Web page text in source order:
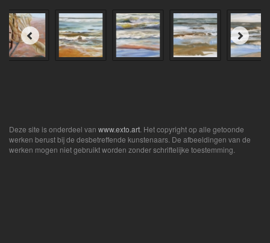
Deze site is onderdeel van www.exto.art. Het copyright op alle getoonde
werken berust bij de desbetreffende kunstenaars. De afbeeldingen van de
werken mogen niet gebruikt worden zonder schriftelijke toestemming.